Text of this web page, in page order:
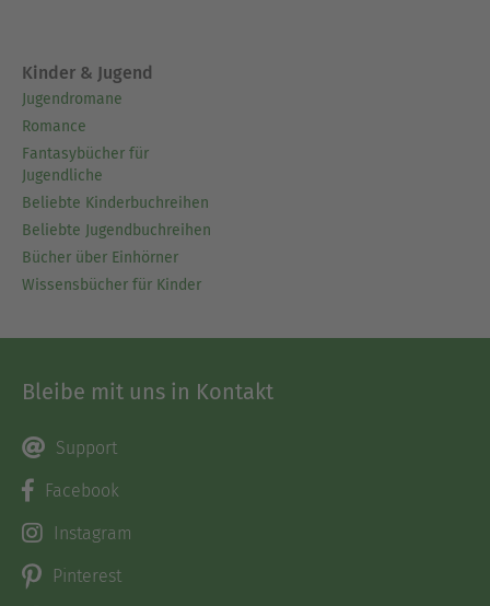
Kinder & Jugend
Jugendromane
Romance
Fantasybücher für
Jugendliche
Beliebte Kinderbuchreihen
Beliebte Jugendbuchreihen
Bücher über Einhörner
Wissensbücher für Kinder
Bleibe mit uns in Kontakt
Support
Facebook
Instagram
Pinterest